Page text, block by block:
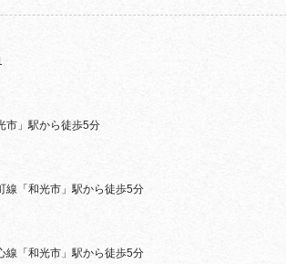
市」駅から徒歩5分
線「和光市」駅から徒歩5分
線「和光市」駅から徒歩5分